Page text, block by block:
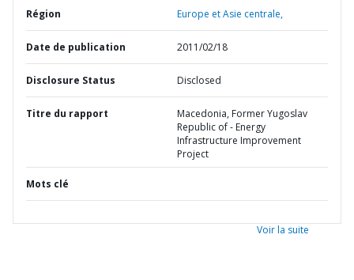
Région Europe et Asie centrale,
Date de publication 2011/02/18
Disclosure Status Disclosed
Titre du rapport
Macedonia, Former Yugoslav
Republic of - Energy
Infrastructure Improvement
Project
Mots clé
Voir la suite